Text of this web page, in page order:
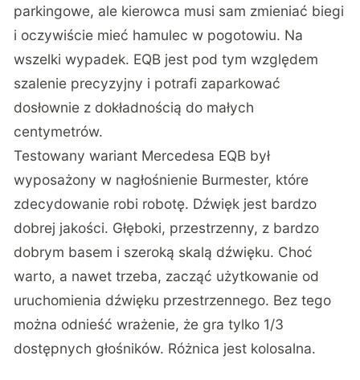
świetnie działający system kamer. Możemy
podejrzeć widok każdej z nich, albo zdać się na
widok360. Uzupełnieniem jest asystent
parkowania. Auto same wjedzie w miejsce
parkingowe, ale kierowca musi sam zmieniać biegi
i oczywiście mieć hamulec w pogotowiu. Na
wszelki wypadek. EQB jest pod tym względem
szalenie precyzyjny i potrafi zaparkować
dosłownie z dokładnością do małych
centymetrów.
Testowany wariant Mercedesa EQB był
wyposażony w nagłośnienie Burmester, które
zdecydowanie robi robotę. Dźwięk jest bardzo
dobrej jakości. Głęboki, przestrzenny, z bardzo
dobrym basem i szeroką skalą dźwięku. Choć